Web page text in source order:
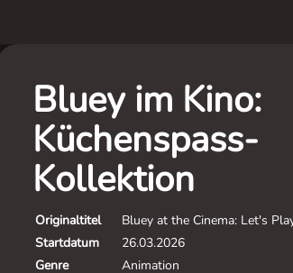
Bluey im Kino:
Küchenspass-
Kollektion
Originaltitel
Bluey at the Cinema: Let's
Startdatum
26.03.2026
Genre
Animation